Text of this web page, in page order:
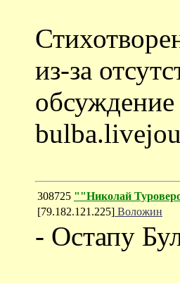
из-за
308725 ""Николай
[79.182.121.225] Воложин
- Остапу